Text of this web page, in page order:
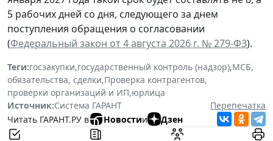
5 рабочих дней со дня, следующего за днем
поступления обращения о согласовании
(Федеральный закон от 4 августа 2026 г. № 279-ФЗ).
Теги:госзакупки,государственный контроль (надзор),МСБ,
обязательства, сделки,Проверка контрагентов,
проверки организаций и ИП,юрлица
Источник:Система ГАРАНТ
Перепечатка
Читать ГАРАНТ.РУ в
Новостии Дзен